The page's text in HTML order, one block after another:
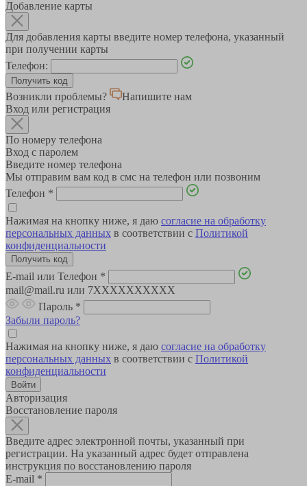
Добавление карты
Для добавления карты введите номер телефона, указанный
при получении карты
Телефон:
Возникли проблемы?
Напишите нам
Вход или регистрация
По номеру телефона
Вход с паролем
Введите номер телефона
Мы отправим вам код в смс на телефон или позвоним
Телефон *
Нажимая на кнопку ниже, я даю согласие на обработку
персональных данных в соответствии с Политикой
конфиденциальности
E-mail или Телефон *
mail@mail.ru или 7XXXXXXXXXX
Пароль *
Забыли пароль?
Нажимая на кнопку ниже, я даю согласие на обработку
персональных данных в соответствии с Политикой
конфиденциальности
Авторизация
Восстановление пароля
Введите адрес электронной почты, указанный при
регистрации. На указанный адрес будет отправлена
инструкция по восстановлению пароля
E-mail *